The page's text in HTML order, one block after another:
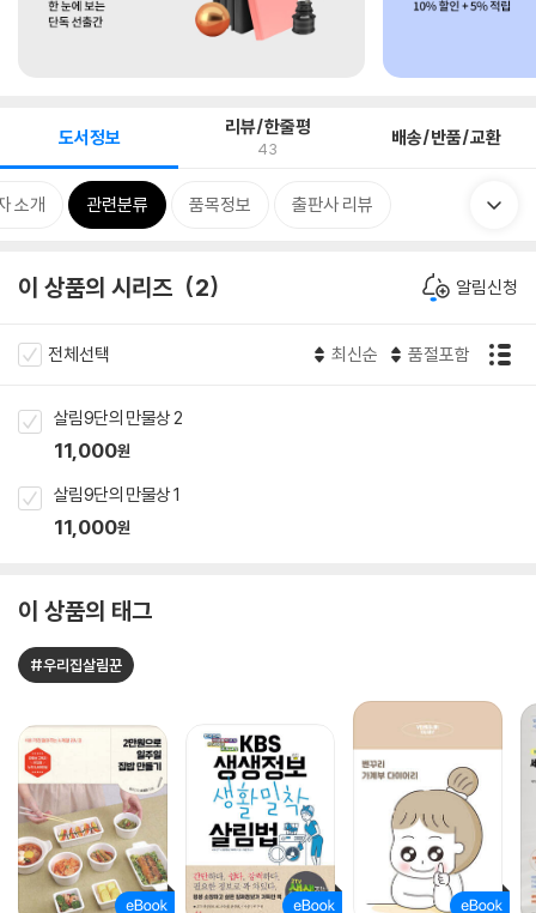
도서정보 리뷰/한줄평
43 배송/반품/교환
소개 관련분류 품목정보 출판사 리뷰
이 상품의 시리즈 2 알림신청
전체선택 최신순 품절포함
살림9단의 만물상 2
11,000원
살림9단의 만물상 1
11,000원
이 상품의 태그
#우리집살림꾼